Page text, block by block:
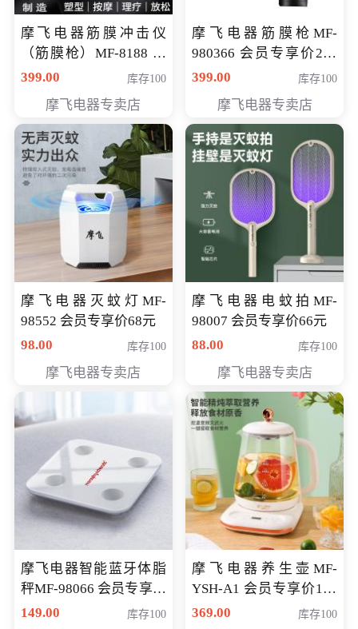
摩飞电器筋膜冲击仪
（筋膜枪）MF-8188 会
员专享价268元
399.00 库存100
摩飞电器专卖店
摩飞电器筋膜枪MF-
980366 会员专享价299
元
399.00 库存100
摩飞电器专卖店
摩飞电器灭蚊灯MF-
98552 会员专享价68元
98.00
库存100
摩飞电器专卖店
摩飞电器电蚊拍MF-
98007 会员专享价66元
88.00
库存100
摩飞电器专卖店
摩飞电器智能蓝牙体脂
秤MF-98066 会员专享价
98元
149.00 库存100
摩飞电器养生壶MF-
YSH-A1 会员专享价198
元
369.00 库存100